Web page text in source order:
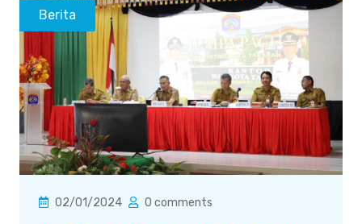
Berita
02/01/2024 0 comments